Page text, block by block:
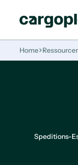
Home
Speditions-